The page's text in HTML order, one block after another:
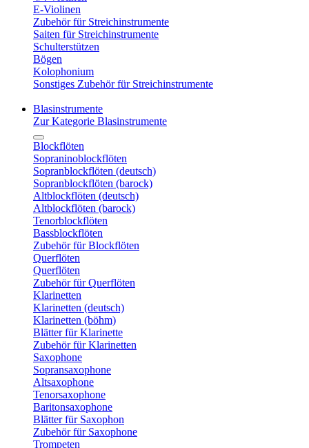
E-Violinen
Zubehör für Streichinstrumente
Saiten für Streichinstrumente
Schulterstützen
Bögen
Kolophonium
Sonstiges Zubehör für Streichinstrumente
Blasinstrumente
Zur Kategorie Blasinstrumente
Blockflöten
Sopraninoblockflöten
Sopranblockflöten (deutsch)
Sopranblockflöten (barock)
Altblockflöten (deutsch)
Altblockflöten (barock)
Tenorblockflöten
Bassblockflöten
Zubehör für Blockflöten
Querflöten
Querflöten
Zubehör für Querflöten
Klarinetten
Klarinetten (deutsch)
Klarinetten (böhm)
Blätter für Klarinette
Zubehör für Klarinetten
Saxophone
Sopransaxophone
Altsaxophone
Tenorsaxophone
Baritonsaxophone
Blätter für Saxophon
Zubehör für Saxophone
Trompeten